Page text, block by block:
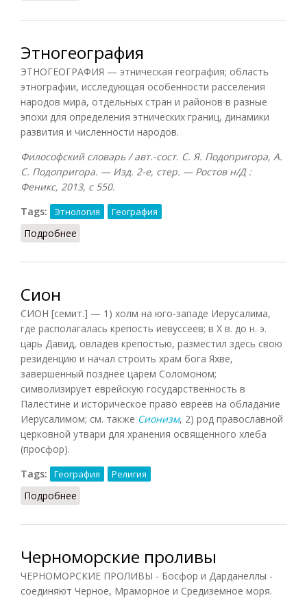
Этногеография
ЭТНОГЕОГРАФИЯ — этническая география; область
этнографии, исследующая особенности расселения
народов мира, отдельных стран и районов в разные
эпохи для определения этнических границ, динамики
развития и численности народов.
Философский словарь / авт.-сост. С. Я. Подопригора, А.
С. Подопригора. — Изд. 2-е, стер. — Ростов н/Д :
Феникс, 2013, с 550.
Tags:
Этнология География
Подробнее
Сион
СИОН [семит.] — 1) холм на юго-западе Иерусалима,
где располагалась крепость иевуссеев; в X в. до н. э.
царь Давид, овладев крепостью, разместил здесь свою
резиденцию и начал строить храм бога Яхве,
завершенный позднее царем Соломоном;
символизирует еврейскую государственность в
Палестине и историческое право евреев на обладание
Иерусалимом; см. также Сионизм, 2) род православной
церковной утвари для хранения освященного хлеба
(просфор).
Tags:
География Религия
Подробнее
Черноморские проливы
ЧЕРНОМОРСКИЕ ПРОЛИВЫ - Босфор и Дарданеллы -
соединяют Черное, Мраморное и Средиземное моря.